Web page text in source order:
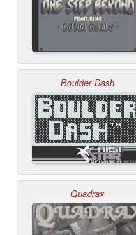
Boulder Dash
Quadrax